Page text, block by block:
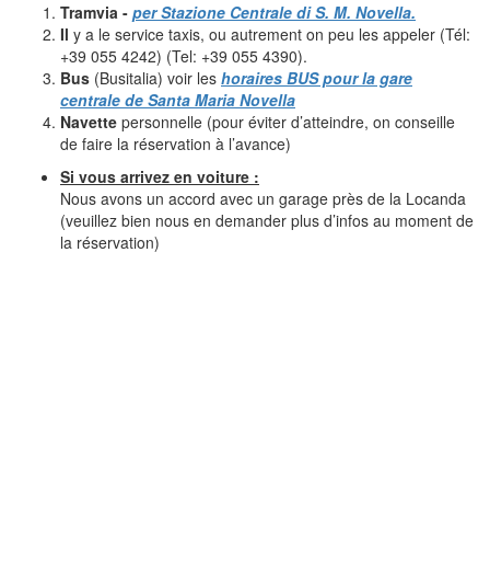
Tramvia - per Stazione Centrale di S. M. Novella.
Il y a le service taxis, ou autrement on peu les appeler (Tél:
+39 055 4242) (Tel: +39 055 4390).
Bus (Busitalia) voir les horaires BUS pour la gare
centrale de Santa Maria Novella
Navette personnelle (pour éviter d’atteindre, on conseille
de faire la réservation à l’avance)
Si vous arrivez en voiture :
Nous avons un accord avec un garage près de la Locanda
(veuillez bien nous en demander plus d’infos au moment de
la réservation)